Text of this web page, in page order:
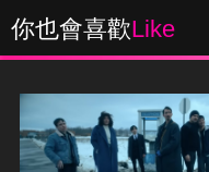
你也會喜歡Like